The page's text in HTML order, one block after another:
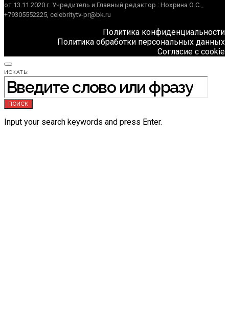
от 13.11.2020 г. Учредитель и Главный редактор : Нохрина О.С.,
+79305552225, celebritytv-pr@bk.ru
Политика конфиденциальности
Политика обработки персональных данных
Согласие с cookie
ИСКАТЬ:
ПОИСК
Input your search keywords and press Enter.